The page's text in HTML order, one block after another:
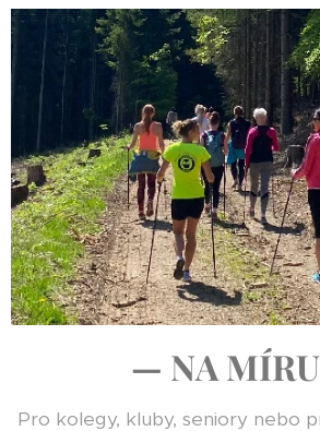
— NA
Pro kolegy, kluby, seniory nebo